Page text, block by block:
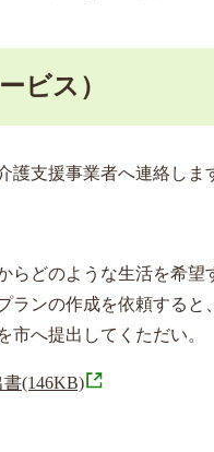
ビス）
支援事業者へ連絡しま
どのような生活を希望
ンの作成を依頼すると
市へ提出してくただい。
書(146KB)